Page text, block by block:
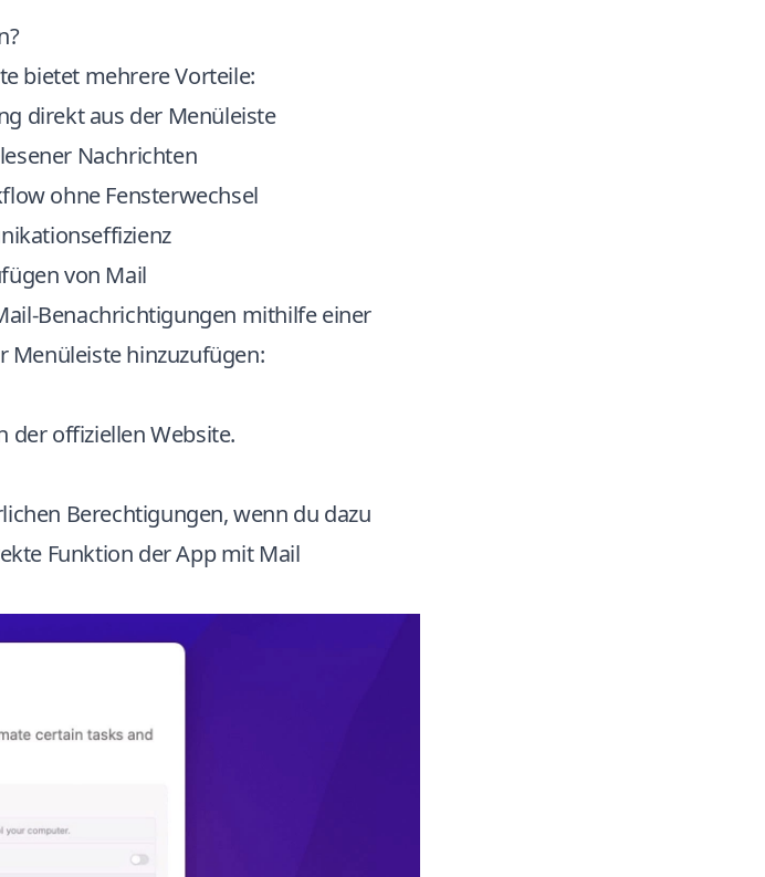
bietet mehrere Vorteile:
direkt aus der Menüleiste
Nachrichten
ohne Fensterwechsel
von Mail
Benachrichtigungen mithilfe einer
Menüleiste hinzuzufügen:
der offiziellen Website.
Berechtigungen, wenn du dazu
Funktion der App mit Mail